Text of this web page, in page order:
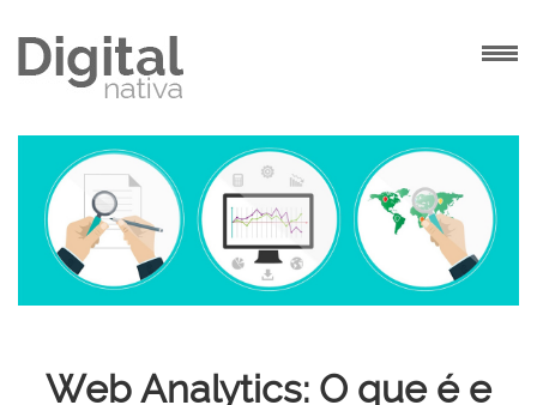
INÍCIO
AGÊNCIA
SOLUÇÕES
CONTATO
Web Analytics: O que é e